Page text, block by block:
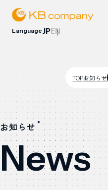
LanguageJPEN
TOPお知らせ
お知らせ
News